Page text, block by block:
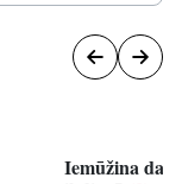
Iemūžina